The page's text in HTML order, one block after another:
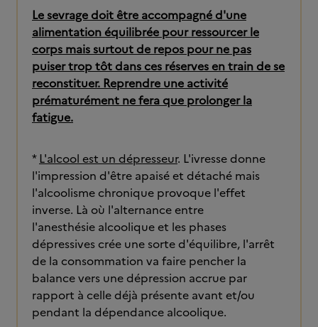
Le sevrage doit être accompagné d'une
alimentation équilibrée pour ressourcer le
corps mais surtout de repos pour ne pas
puiser trop tôt dans ces réserves en train de se
reconstituer. Reprendre une activité
prématurément ne fera que prolonger la
fatigue.
*L'alcool est un dépresseur. L'ivresse donne
l'impression d'être apaisé et détaché mais
l'alcoolisme chronique provoque l'effet
inverse. Là où l'alternance entre
l'anesthésie alcoolique et les phases
dépressives crée une sorte d'équilibre, l'arrêt
de la consommation va faire pencher la
balance vers une dépression accrue par
rapport à celle déjà présente avant et/ou
pendant la dépendance alcoolique.